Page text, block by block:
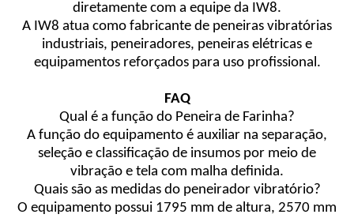
diretamente com a equipe da IW8.
A IW8 atua como fabricante de peneiras vibratórias
industriais, peneiradores, peneiras elétricas e
equipamentos reforçados para uso profissional.
FAQ
Qual é a função do Peneira de Farinha?
A função do equipamento é auxiliar na separação,
seleção e classificação de insumos por meio de
vibração e tela com malha definida.
Quais são as medidas do peneirador vibratório?
O equipamento possui 1795 mm de altura, 2570 mm